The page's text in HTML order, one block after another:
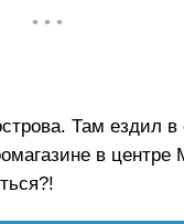
• • •
Там ездил
в центре